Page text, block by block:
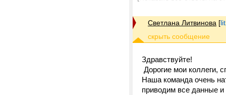
Светлана Литвинова [
Здравствуйте!
Дорогие мои коллеги,
Наша команда очень
приводим все данные